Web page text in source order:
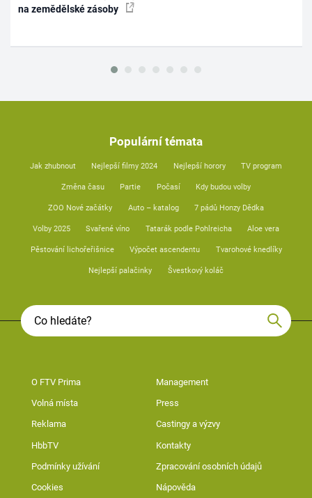
na zemědělské zásoby
Populární témata
Jak zhubnout Nejlepší filmy 2024 Nejlepší horory TV program
Změna času Partie Počasí Kdy budou volby
ZOO Nové začátky Auto – katalog 7 pádů Honzy Dědka
Volby 2025 Svařené víno Tatarák podle Pohlreicha Aloe vera
Pěstování lichořeřišnice Výpočet ascendentu Tvarohové knedlíky
Nejlepší palačinky Švestkový koláč
O FTV Prima Management
Volná místa Press
Reklama Castingy a výzvy
HbbTV Kontakty
Podmínky užívání Zpracování osobních údajů
Cookies Nápověda